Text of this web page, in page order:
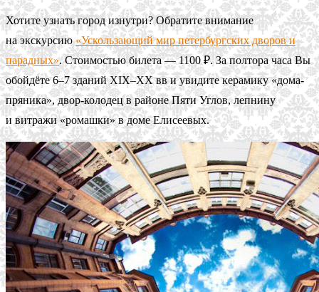
Хотите узнать город изнутри? Обратите внимание
на экскурсию«Ускользающий мир петербургских дворов и
парадных». Стоимостью билета — 1100 ₽. За полтора часа Вы
обойдёте 6–7 зданий XIX–XX вв и увидите керамику «дома-
пряника», двор-колодец в районе Пяти Углов, лепнину
и витражи «ромашки» в доме Елисеевых.